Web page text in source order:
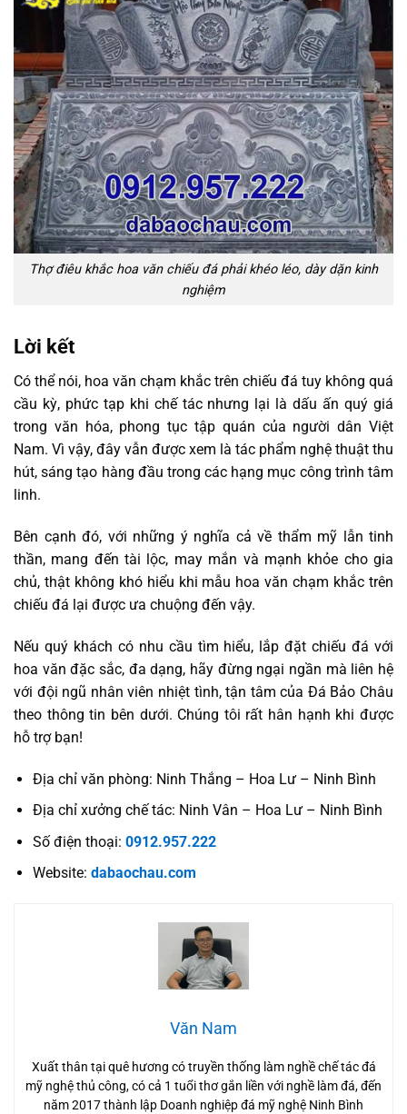
Thợ điêu khắc hoa văn chiếu đá phải khéo léo, dày dặn kinh
nghiệm
Lời kết
Có thể nói, hoa văn chạm khắc trên chiếu đá tuy không quá
cầu kỳ, phức tạp khi chế tác nhưng lại là dấu ấn quý giá
trong văn hóa, phong tục tập quán của người dân Việt
Nam. Vì vậy, đây vẫn được xem là tác phẩm nghệ thuật thu
hút, sáng tạo hàng đầu trong các hạng mục công trình tâm
linh.
Bên cạnh đó, với những ý nghĩa cả về thẩm mỹ lẫn tinh
thần, mang đến tài lộc, may mắn và mạnh khỏe cho gia
chủ, thật không khó hiểu khi mẫu hoa văn chạm khắc trên
chiếu đá lại được ưa chuộng đến vậy.
Nếu quý khách có nhu cầu tìm hiểu, lắp đặt chiếu đá với
hoa văn đặc sắc, đa dạng, hãy đừng ngại ngần mà liên hệ
với đội ngũ nhân viên nhiệt tình, tận tâm của Đá Bảo Châu
theo thông tin bên dưới. Chúng tôi rất hân hạnh khi được
hỗ trợ bạn!
Địa chỉ văn phòng: Ninh Thắng – Hoa Lư – Ninh Bình
Địa chỉ xưởng chế tác: Ninh Vân – Hoa Lư – Ninh Bình
Số điện thoại: 0912.957.222
Website: dabaochau.com
Văn Nam
Xuất thân tại quê hương có truyền thống làm nghề chế tác đá
mỹ nghệ thủ công, có cả 1 tuổi thơ gắn liền với nghề làm đá, đến
năm 2017 thành lập Doanh nghiệp đá mỹ nghệ Ninh Bình